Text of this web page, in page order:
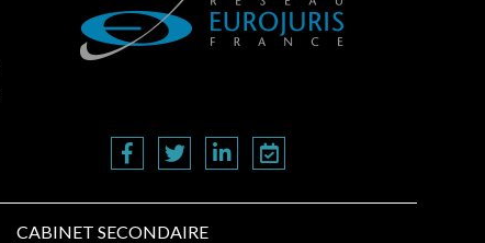
CABINET SECONDAIRE